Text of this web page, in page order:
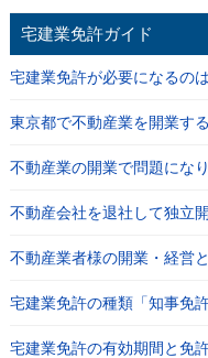
宅建業免許ガイド
宅建業免許が必要になるの
東京都で不動産業を開業す
不動産業の開業で問題にな
不動産会社を退社して独立
不動産業者様の開業・経営
宅建業免許の種類「知事免
宅建業免許の有効期間と免